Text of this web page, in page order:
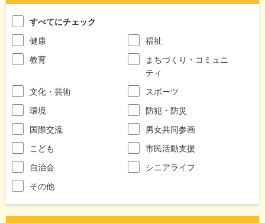
すべてにチェック
健康
福祉
教育
まちづくり・コミュニ
ティ
文化・芸術
スポーツ
環境
防犯・防災
国際交流
男女共同参画
こども
市民活動支援
自治会
シニアライフ
その他